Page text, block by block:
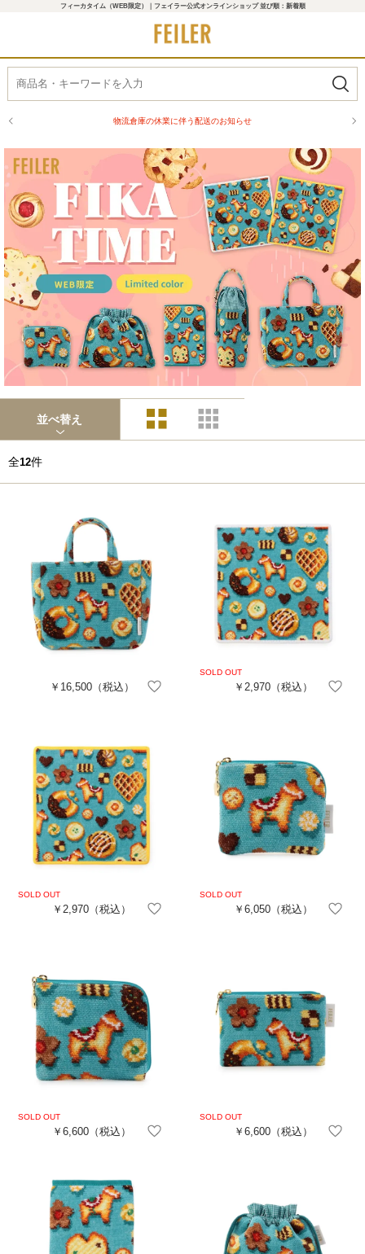
フィーカタイム（WEB限定）｜フェイラー公式オンラインショップ 並び順：新着順
物流倉庫の休業に伴う配送のお知らせ
並べ替え
全12件
￥16,500（税込） ￥2,970（税込）
￥2,970 （税込） ￥6,050（税込）
￥6,600 （税込） ￥6,600（税込）